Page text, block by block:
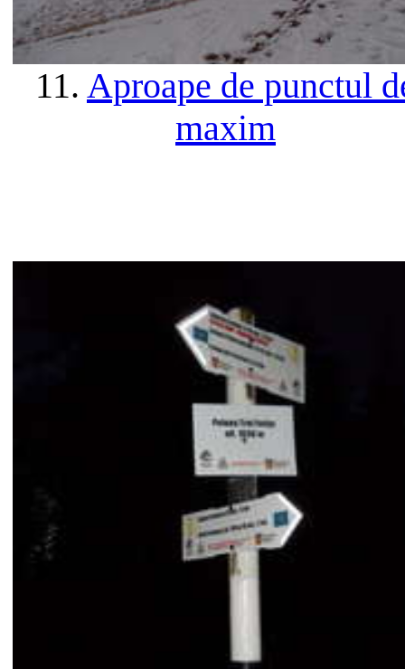
11. Aproape de punctul
maxim